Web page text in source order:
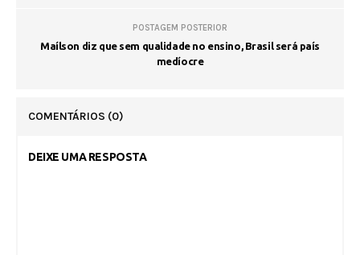
POSTAGEM POSTERIOR
Maílson diz que sem qualidade no ensino, Brasil será país
medíocre
COMENTÁRIOS (0)
DEIXE UMA RESPOSTA